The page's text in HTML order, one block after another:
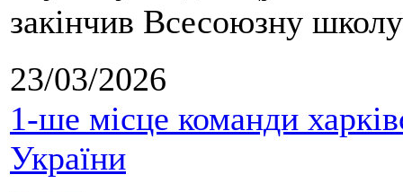
закінчив Всесоюзну
23/03/2026
1-ше місце команди
України